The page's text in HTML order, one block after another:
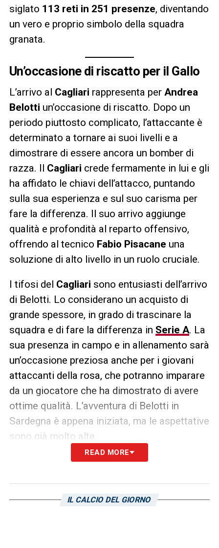
siglato 113 reti in 251 presenze, diventando
un vero e proprio simbolo della squadra
granata.
Un’occasione di riscatto per il Gallo
L’arrivo al Cagliari rappresenta per Andrea
Belotti un’occasione di riscatto. Dopo un
periodo piuttosto complicato, l’attaccante è
determinato a tornare ai suoi livelli e a
dimostrare di essere ancora un bomber di
razza. Il Cagliari crede fermamente in lui e gli
ha affidato le chiavi dell’attacco, puntando
sulla sua esperienza e sul suo carisma per
fare la differenza. Il suo arrivo aggiunge
qualità e profondità al reparto offensivo,
offrendo al tecnico Fabio Pisacane una
soluzione di alto livello in un ruolo cruciale.
I tifosi del Cagliari sono entusiasti dell’arrivo
di Belotti. Lo considerano un acquisto di
grande spessore, in grado di trascinare la
squadra e di fare la differenza in Serie A. La
sua presenza in campo e in allenamento sarà
un’occasione preziosa anche per i giovani
attaccanti della rosa, che potranno imparare
da un giocatore che ha dimostrato di avere
ottime qualità. L’avventura di Belotti in
Sardegna è appena iniziata, ma le aspettative
sono già molto alte.
LE ULTIME NOTIZIE SUL CAGLIARI
READ MORE
IL CALCIO DEL GIORNO